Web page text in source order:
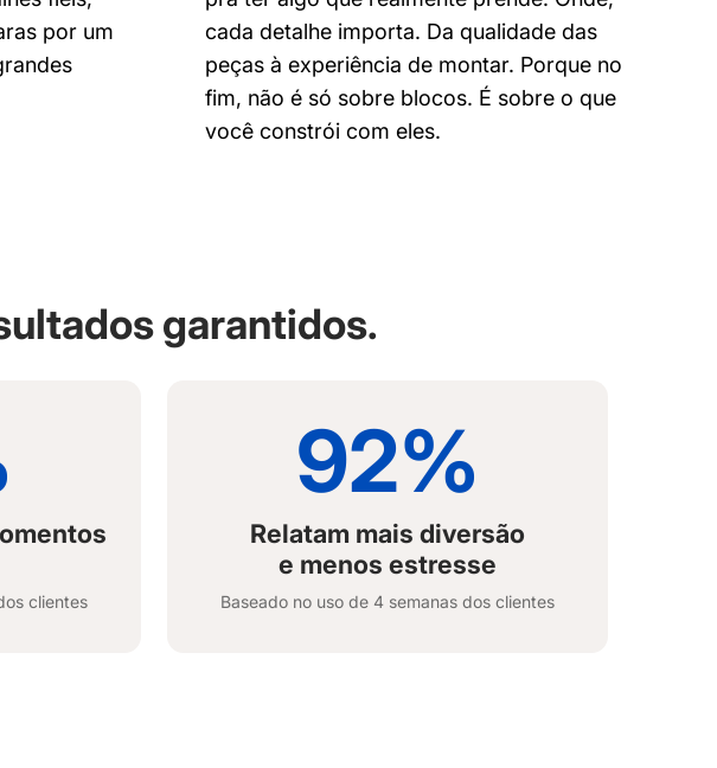
por um
cada detalhe importa. Da qualidade das
peças à experiência de montar. Porque no
fim, não é só sobre blocos. É sobre o que
você constrói com eles.
garantidos.
clientes
92%
Relatam mais diversão
e menos estresse
Baseado no uso de 4 semanas dos clientes